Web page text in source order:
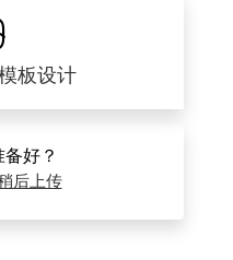
板设计
好？
后上传